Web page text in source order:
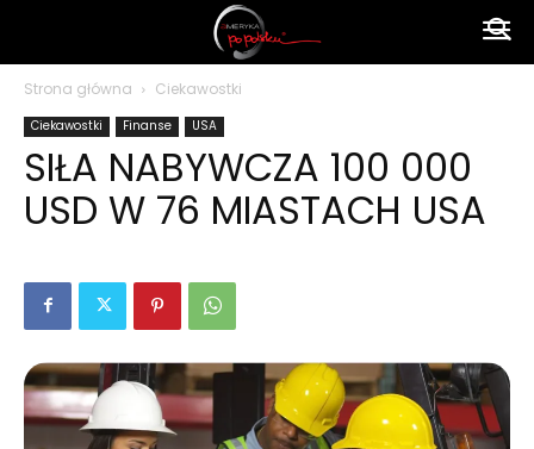
Strona główna Ciekawostki
Ciekawostki Finanse USA
SIŁA NABYWCZA 100 000
USD W 76 MIASTACH USA